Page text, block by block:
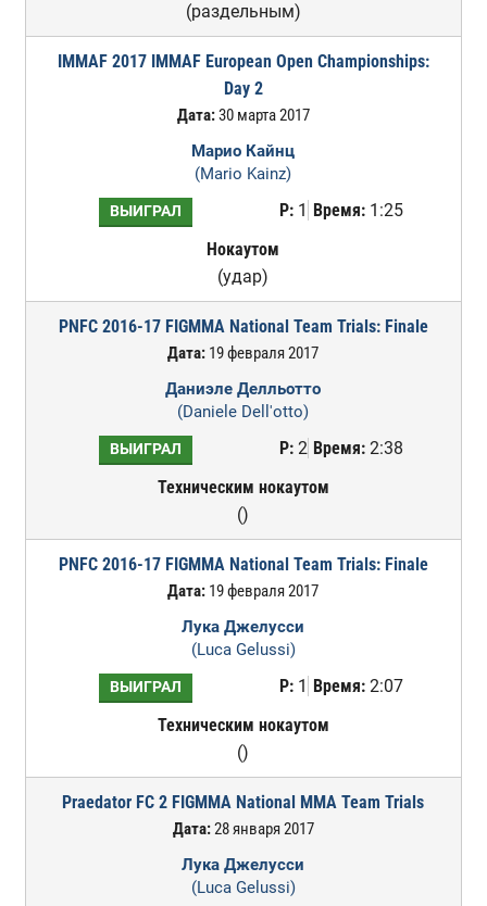
(раздельным)
IMMAF 2017 IMMAF European Open Championships:
Day 2
Дата:30 марта 2017
Марио Кайнц
(Mario Kainz)
ВЫИГРАЛ Р:1 Время:1:25
Нокаутом
(удар)
PNFC 2016-17 FIGMMA National Team Trials: Finale
Дата: 19 февраля 2017
Даниэле Делльотто
(Daniele Dell'otto)
ВЫИГРАЛ Р:2 Время:2:38
Техническим нокаутом
()
PNFC 2016-17 FIGMMA National Team Trials: Finale
Дата: 19 февраля 2017
Лука Джелусси
(Luca Gelussi)
ВЫИГРАЛ Р:1 Время:2:07
Техническим нокаутом
()
Praedator FC 2 FIGMMA National MMA Team Trials
Дата:28 января 2017
Лука Джелусси
(Luca Gelussi)